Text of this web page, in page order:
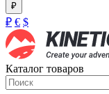
₽
₽ € $
Каталог товаров